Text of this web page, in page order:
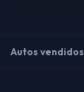
Autos vendidos